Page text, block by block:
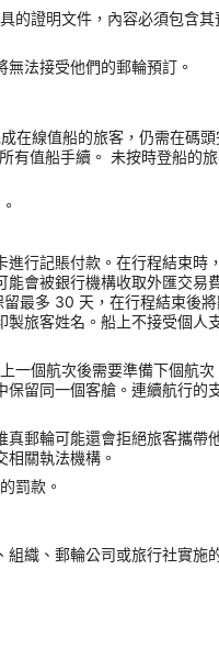
的證明文件，內容必須包含其
法接受他們的郵輪預訂。
在線值船的旅客，仍需在碼
有值船手續。 未按時登船的
進行記賬付款。在行程結束時
會被銀行機構收取外匯交易
最多 30 天，在行程結束後
旅客姓名。船上不接受個人
一個航次後需要準備下個航次
留同一個客艙。連續航行的
郵輪可能還會拒絕旅客攜帶
關執法機構。
罰款。
織、郵輪公司或旅行社實施